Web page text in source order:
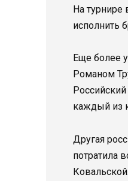
На турнире
исполнить
Еще более
Романом
каждый из
Другая
потратила